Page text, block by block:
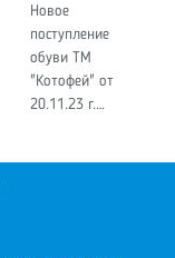
Новое
поступление
обуви ТМ
"Котофей" от
20.11.23 г.…